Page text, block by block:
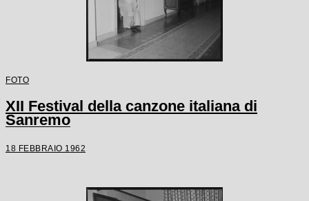
FOTO
XII Festival della canzone italiana di
Sanremo
18 FEBBRAIO 1962